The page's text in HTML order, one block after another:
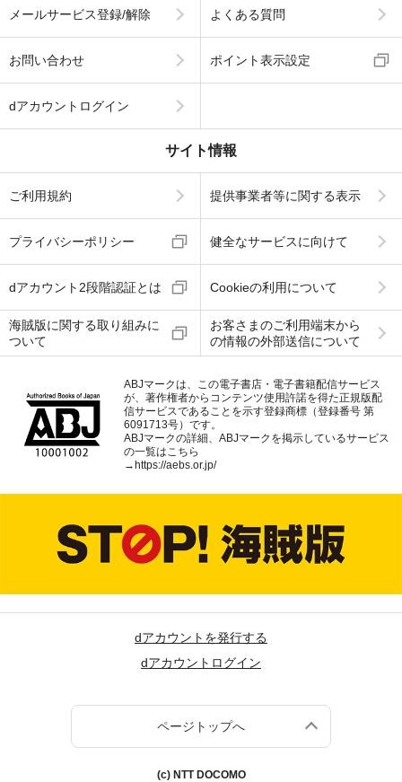
メールサービス登録/解除 よくある質問
お問い合わせ ポイント表示設定
dアカウントログイン
サイト情報
ご利用規約 提供事業者等に関する表示
プライバシーポリシー 健全なサービスに向けて
dアカウント2段階認証とは Cookieの利用について
海賊版に関する取り組みに
ついて
お客さまのご利用端末から
の情報の外部送信について
ABJマークは、この電子書店・電子書籍配信サービス
が、著作権者からコンテンツ使用許諾を得た正規版配
信サービスであることを示す登録商標（登録番号 第
6091713号）です。
ABJマークの詳細、ABJマークを掲示しているサービス
の一覧はこちら
→https://aebs.or.jp/
dアカウントを発行する
dアカウントログイン
ページトップへ
(c) NTT DOCOMO